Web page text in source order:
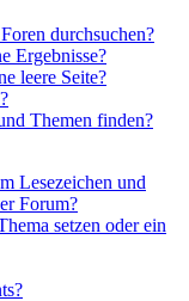
durchsuchen?
Ergebnisse?
leere Seite?
Themen finden?
Lesezeichen und
Forum?
setzen oder ein